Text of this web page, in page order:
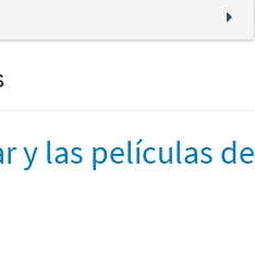
y las películas de